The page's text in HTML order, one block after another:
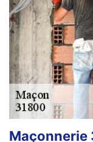
Maçonnerie